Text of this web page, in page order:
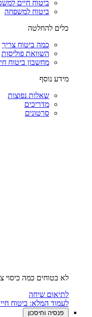
ביטוח חיים
ביטוח למשפחה
כלים להחלטה
כמה ביטוח צריך
השוואת פוליסות
מחשבון ביטוח
מידע נוסף
שאלות נפוצות
מדריכים
סרטונים
לא בטוחים כמה כיסוי
לתיאום שיחה
לעמוד המלא: ביטוח
פנסיה וחיסכון